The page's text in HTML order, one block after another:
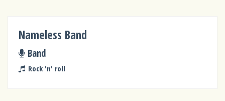
Nameless Band
Band
Rock 'n' roll